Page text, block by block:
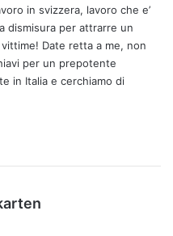
in svizzera, lavoro che e’
dismisura per attrarre un
Date retta a me, non
per un prepotente
in Italia e cerchiamo di